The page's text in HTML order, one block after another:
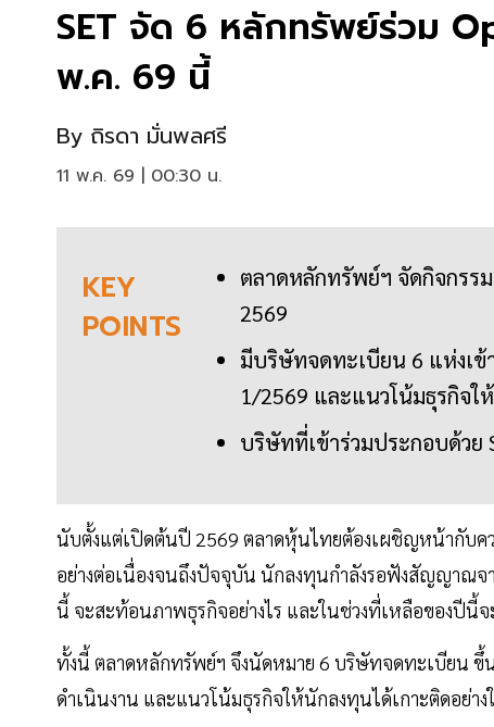
SET จัด 6 หลักทรัพย์ร่วม
พ.ค. 69 นี้
By ถิรดา มั่นพลศรี
11 พ.ค. 69 | 00:30 น.
KEY
POINTS
ตลาดหลักทรัพย์ฯ จัดกิจกรร
2569
มีบริษัทจดทะเบียน 6 แห่งเข้
1/2569 และแนวโน้มธุรกิจใ
บริษัทที่เข้าร่วมประกอบด้วย
นับตั้งแต่เปิดต้นปี 2569 ตลาดหุ้นไทยต้องเผชิญหน้ากับคว
อย่างต่อเนื่องจนถึงปัจจุบัน นักลงทุนกำลังรอฟังสัญญาณจ
นี้ จะสะท้อนภาพธุรกิจอย่างไร และในช่วงที่เหลือของปีนี้
ทั้งนี้ ตลาดหลักทรัพย์ฯ จึงนัดหมาย 6 บริษัทจดทะเบียน ขึ้
ดำเนินงาน และแนวโน้มธุรกิจให้นักลงทุนได้เกาะติดอย่าง